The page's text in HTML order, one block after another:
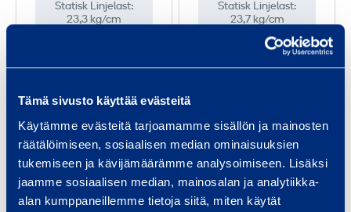
Tämä sivusto käyttää evästeitä
Käytämme evästeitä tarjoamamme sisällön ja mainosten
räätälöimiseen, sosiaalisen median ominaisuuksien
tukemiseen ja kävijämäärämme analysoimiseen. Lisäksi
jaamme sosiaalisen median, mainosalan ja analytiikka-
alan kumppaneillemme tietoja siitä, miten käytät
8
o
n
Statisk Linjelast:
23,3 kg/cm
Till varukorgen
7
Statisk Linjelast:
23,7 kg/cm
233,37 €
/
Till varukorgen
E
n
E
n